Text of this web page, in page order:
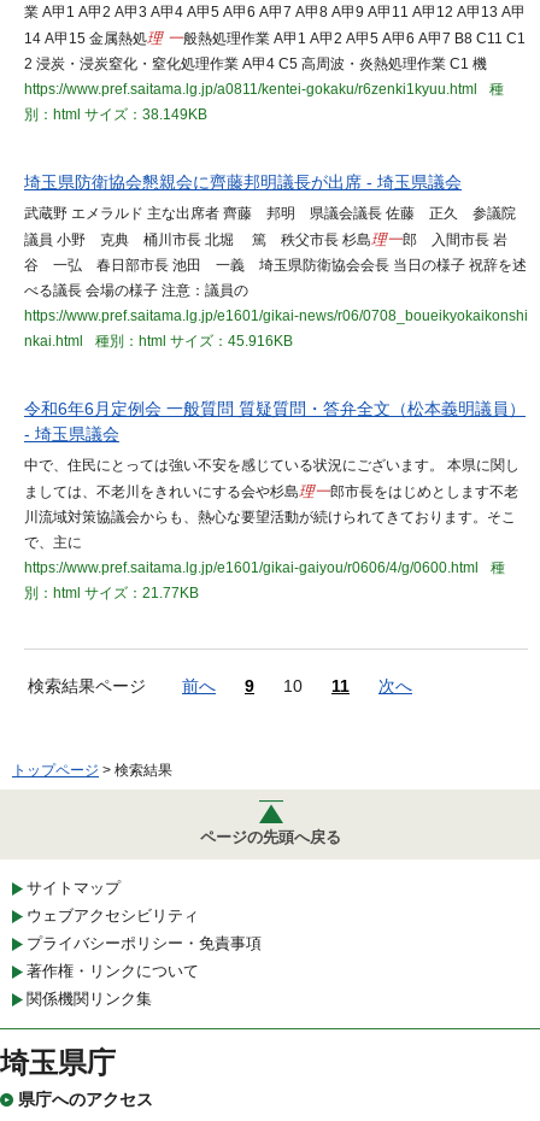
業 A甲1 A甲2 A甲3 A甲4 A甲5 A甲6 A甲7 A甲8 A甲9 A甲11 A甲12 A甲13 A甲
14 A甲15 金属熱処理 一般熱処理作業 A甲1 A甲2 A甲5 A甲6 A甲7 B8 C11 C1
2 浸炭・浸炭窒化・窒化処理作業 A甲4 C5 高周波・炎熱処理作業 C1 機
https://www.pref.saitama.lg.jp/a0811/kentei-gokaku/r6zenki1kyuu.html
種
別：html サイズ：38.149KB
埼玉県防衛協会懇親会に齊藤邦明議長が出席 - 埼玉県議会
武蔵野 エメラルド 主な出席者 齊藤 邦明 県議会議長 佐藤 正久 参議院
議員 小野 克典 桶川市長 北堀 篤 秩父市長 杉島理一郎 入間市長 岩
谷 一弘 春日部市長 池田 一義 埼玉県防衛協会会長 当日の様子 祝辞を述
べる議長 会場の様子 注意：議員の
https://www.pref.saitama.lg.jp/e1601/gikai-news/r06/0708_boueikyokaikonshi
nkai.html
種別：html サイズ：45.916KB
令和6年6月定例会 一般質問 質疑質問・答弁全文（松本義明議員）
- 埼玉県議会
中で、住民にとっては強い不安を感じている状況にございます。 本県に関し
ましては、不老川をきれいにする会や杉島理一郎市長をはじめとします不老
川流域対策協議会からも、熱心な要望活動が続けられてきております。そこ
で、主に
https://www.pref.saitama.lg.jp/e1601/gikai-gaiyou/r0606/4/g/0600.html
種
別：html サイズ：21.77KB
検索結果ページ 前へ 9 10 11 次へ
トップページ > 検索結果
ページの先頭へ戻る
サイトマップ
ウェブアクセシビリティ
プライバシーポリシー・免責事項
著作権・リンクについて
関係機関リンク集
埼玉県庁
県庁へのアクセス